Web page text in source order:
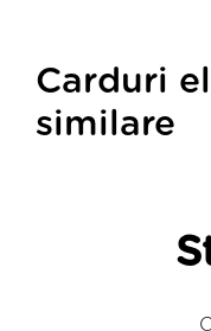
Carduri
similare